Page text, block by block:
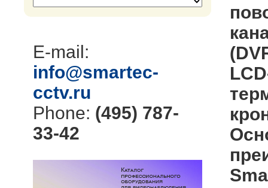
E-mail:
info@smartec-
cctv.ru
Phone: (495) 787-
33-42